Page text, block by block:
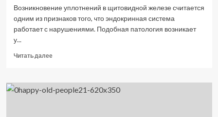
Возникновение уплотнений в щитовидной железе считается
одним из признаков того, что эндокринная система
работает с нарушениями. Подобная патология возникает
у...
Читать далееПрочитать
Уплотнения
в